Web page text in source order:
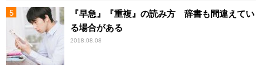
『早急』『重複』の読み方 辞書も間違えてい
る場合がある
2018.08.08